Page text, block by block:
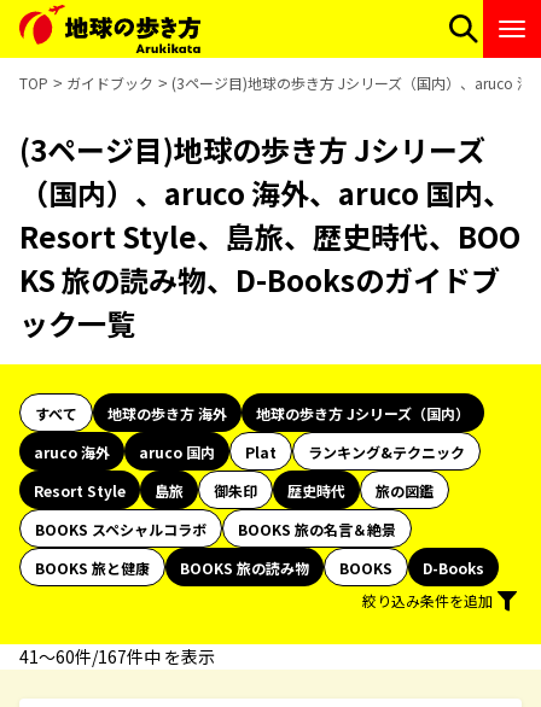
TOP ガイドブック (3ページ目)地球の歩き方 Jシリーズ（国内）、aruco
(3ページ目)地球の歩き方 Jシリーズ
（国内）、aruco 海外、aruco 国内、
Resort Style、島旅、歴史時代、BOO
KS 旅の読み物、D-Booksのガイドブ
ック一覧
すべて 地球の歩き方 海外
地球の歩き方 Jシリーズ（国内）
aruco 海外
aruco 国内 Plat
ランキング&テクニック
Resort Style
島旅 御朱印 歴史時代
旅の図鑑
BOOKS スペシャルコラボ
BOOKS 旅の名言＆絶景
BOOKS 旅と健康
BOOKS 旅の読み物 BOOKS
D-Books
絞り込み条件を追加
41〜60件/167件中 を表示